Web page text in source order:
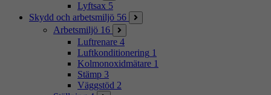
Lyftsax 5
Skydd och arbetsmiljö 56
Arbetsmiljö 16
Luftrenare 4
Luftkonditionering 1
Kolmonoxidmätare 1
Stämp 3
Väggstöd 2